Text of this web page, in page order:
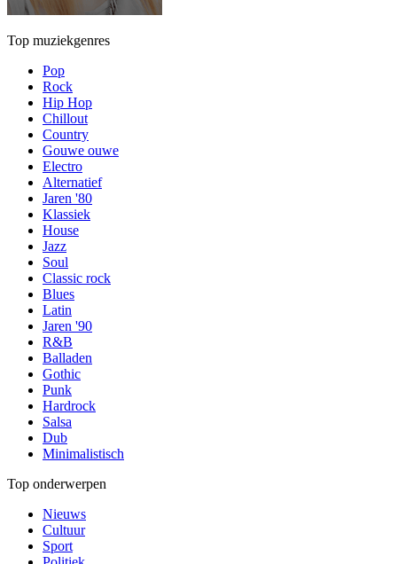
Top muziekgenres
Pop
Rock
Hip Hop
Chillout
Country
Gouwe ouwe
Electro
Alternatief
Jaren '80
Klassiek
House
Jazz
Soul
Classic rock
Blues
Latin
Jaren '90
R&B
Balladen
Gothic
Punk
Hardrock
Salsa
Dub
Minimalistisch
Top onderwerpen
Nieuws
Cultuur
Sport